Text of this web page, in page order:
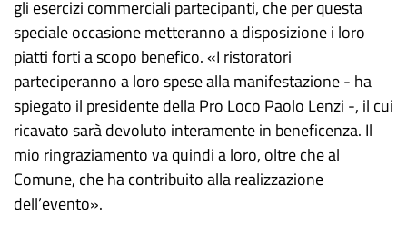
gli esercizi commerciali partecipanti, che per questa
speciale occasione metteranno a disposizione i loro
piatti forti a scopo benefico. «I ristoratori
parteciperanno a loro spese alla manifestazione - ha
spiegato il presidente della Pro Loco Paolo Lenzi -, il cui
ricavato sarà devoluto interamente in beneficenza. Il
mio ringraziamento va quindi a loro, oltre che al
Comune, che ha contribuito alla realizzazione
dell’evento».